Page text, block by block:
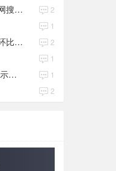
bladex-ai 使用接口对接时怎么然ai拥有联网搜索功能 2
1
IIOT 的设备参数预警可否设置变量（获取环比数值） 2
1
pom.xml中的blade-starter-ratelimit一直显示红色 1
2